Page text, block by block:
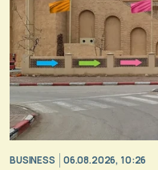
BUSINESS 06.08.2026, 10:26